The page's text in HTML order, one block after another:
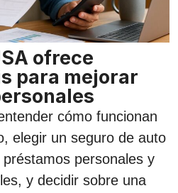
ofrece
para mejorar
cómo funcionan
elegir un seguro de auto
personales y
y decidir sobre una